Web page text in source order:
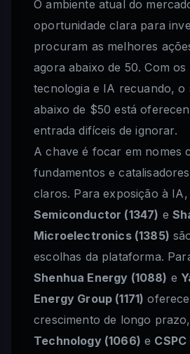
O ambiente atual do
oportunidade clara para
procuram as melhores
agora abaixo de 50. Com os
tecnologia e IA recuando, o
abaixo de $50 está
entrada difíceis de ignorar.
A chave é focar em nomes
fundamentos e
claros. Para exposição à IA,
Semiconductor (1347) e
Microelectronics (1385)
escolhas da plataforma.
Shenhua Energy (1088) e
Energy Group (1171)
crescimento de longo prazo,
Technology (1066) e